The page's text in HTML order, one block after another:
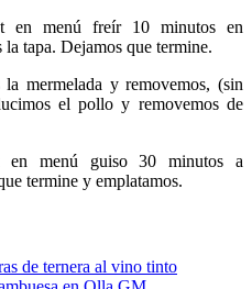
en menú freír 10 minutos en
tapa. Dejamos que termine.
mermelada y removemos, (sin
el pollo y removemos de
en menú guiso 30 minutos a
termine y emplatamos.